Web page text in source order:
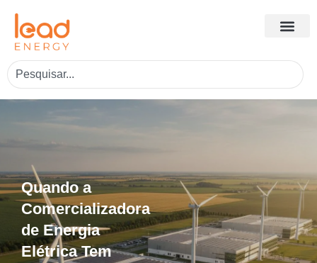
Quando a
Comercializadora
de Energia
Elétrica Tem